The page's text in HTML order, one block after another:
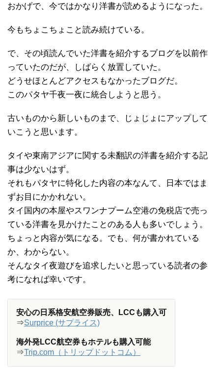
おかげで、今ではかなり洋書が読めるようになった。
今もちょこちょこと読み続けている。
で、その頃読んでいた洋書を紹介するブログを以前作
っていたのだが、しばらく放置していた。
どうせほとんどアクセスもなかったブログだ。
このパタヤ千夜一夜に統合しようと思う。
古いものから新しいものまで、じょじょにアップして
いこうと思います。
タイや東南アジアに関する未翻訳の洋書を紹介する記
事は少ないはず。
それもパタヤに特化した内容の本なんて、日本ではま
ずお目にかかれない。
タイ国内の本屋やスワンナプーム空港の免税店で売っ
ている洋書を見かけたことのある人も多いでしょう。
ちょっと内容が気になる。でも、何が書かれている
か、わからない。
そんなタイ夜遊びを追求したいと思っている読者の参
考になれば幸いです。
安心の日系格安航空券販売、LCCも購入可
⇒Surprice (サプライス)
海外発LCC航空券もホテルも購入可能
⇒Trip.com（トリップドットコム）